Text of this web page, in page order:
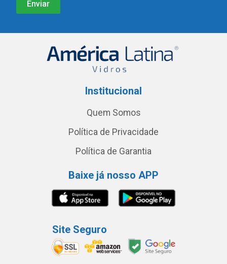
Institucional
Quem Somos
Política de Privacidade
Política de Garantia
Baixe já nosso APP
Site Seguro